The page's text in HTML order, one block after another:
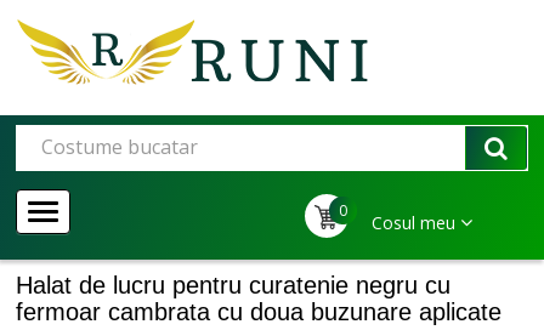
0
Cosul meu
Halat de lucru pentru curatenie negru cu
fermoar cambrata cu doua buzunare aplicate